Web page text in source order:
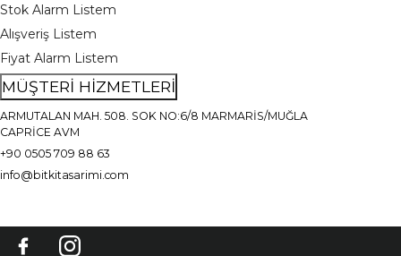
Stok Alarm Listem
Alışveriş Listem
Fiyat Alarm Listem
MÜŞTERİ HİZMETLERİ
ARMUTALAN MAH. 508. SOK NO:6/8 MARMARİS/MUĞLA
CAPRİCE AVM
+90 0505 709 88 63
info@bitkitasarimi.com